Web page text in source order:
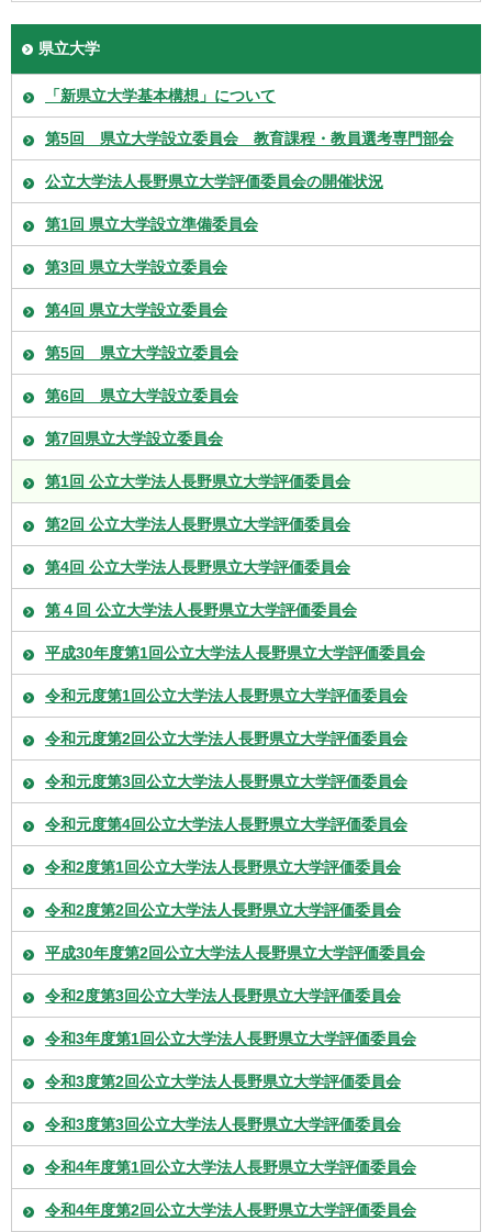
県立大学
「新県立大学基本構想」について
第5回 県立大学設立委員会 教育課程・教員選考専門部会
公立大学法人長野県立大学評価委員会の開催状況
第1回 県立大学設立準備委員会
第3回 県立大学設立委員会
第4回 県立大学設立委員会
第5回 県立大学設立委員会
第6回 県立大学設立委員会
第7回県立大学設立委員会
第1回 公立大学法人長野県立大学評価委員会
第2回 公立大学法人長野県立大学評価委員会
第4回 公立大学法人長野県立大学評価委員会
第４回 公立大学法人長野県立大学評価委員会
平成30年度第1回公立大学法人長野県立大学評価委員会
令和元度第1回公立大学法人長野県立大学評価委員会
令和元度第2回公立大学法人長野県立大学評価委員会
令和元度第3回公立大学法人長野県立大学評価委員会
令和元度第4回公立大学法人長野県立大学評価委員会
令和2度第1回公立大学法人長野県立大学評価委員会
令和2度第2回公立大学法人長野県立大学評価委員会
平成30年度第2回公立大学法人長野県立大学評価委員会
令和2度第3回公立大学法人長野県立大学評価委員会
令和3年度第1回公立大学法人長野県立大学評価委員会
令和3度第2回公立大学法人長野県立大学評価委員会
令和3度第3回公立大学法人長野県立大学評価委員会
令和4年度第1回公立大学法人長野県立大学評価委員会
令和4年度第2回公立大学法人長野県立大学評価委員会